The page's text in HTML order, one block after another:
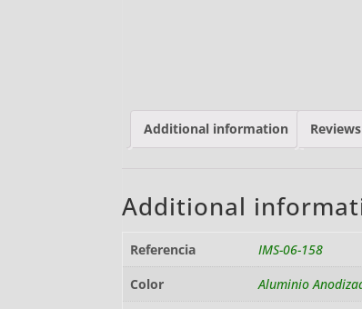
Additional information
Additional
Referencia
IMS-06-158
Color
Aluminio